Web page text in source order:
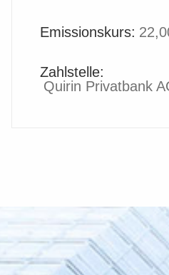
Emissionskurs:
Zahlstelle:
Quirin Privatbank